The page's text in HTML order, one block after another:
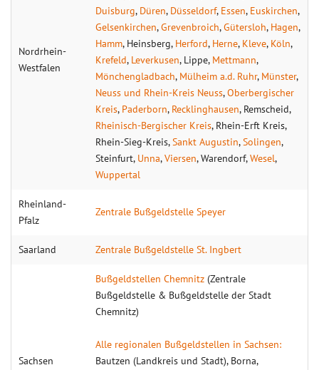
Nordrhein-
Westfalen
Duisburg, Düren, Düsseldorf, Essen, Euskirchen,
Gelsenkirchen,Grevenbroich,Gütersloh, Hagen,
Hamm, Heinsberg, Herford, Herne, Kleve, Köln,
Krefeld, Leverkusen, Lippe, Mettmann,
Mönchengladbach, Mülheim a.d. Ruhr, Münster,
Neuss und Rhein-Kreis Neuss,Oberbergischer
Kreis, Paderborn, Recklinghausen, Remscheid,
Rheinisch-Bergischer Kreis, Rhein-Erft Kreis,
Rhein-Sieg-Kreis,Sankt Augustin,Solingen,
Steinfurt, Unna,Viersen, Warendorf,Wesel,
Wuppertal
Rheinland-
Pfalz
Zentrale Bußgeldstelle Speyer
Saarland Zentrale Bußgeldstelle St. Ingbert
Sachsen
Bußgeldstellen Chemnitz (Zentrale
Bußgeldstelle & Bußgeldstelle der Stadt
Chemnitz)
Alle regionalen Bußgeldstellen in Sachsen:
Bautzen (Landkreis und Stadt), Borna,